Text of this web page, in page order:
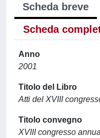
Scheda breve
Scheda
Anno
2001
Titolo del Libro
Atti del XVIII
Titolo convegno
XVIII congresso